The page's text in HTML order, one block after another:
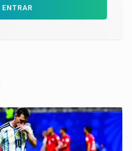
ENTRAR